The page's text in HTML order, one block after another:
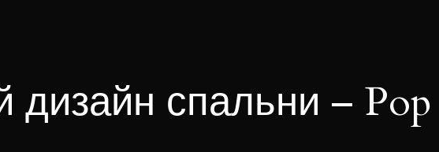
дизайн спальни –